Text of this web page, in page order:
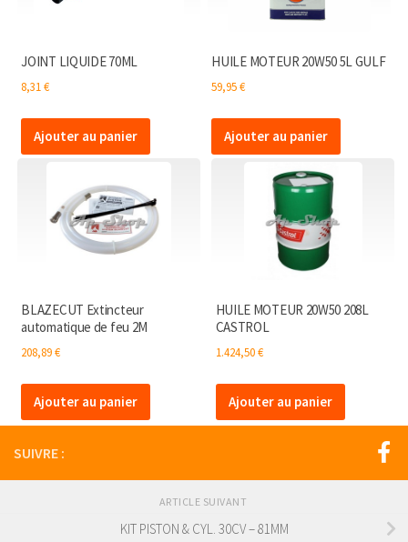
JOINT LIQUIDE 70ML
8,31€
Ajouter au panier
HUILE MOTEUR 20W50 5L GULF
59,95€
Ajouter au panier
BLAZECUT Extincteur
automatique de feu 2M
208,89€
Ajouter au panier
HUILE MOTEUR 20W50 208L
CASTROL
1.424,50€
Ajouter au panier
SUIVRE :
ARTICLE SUIVANT
KIT PISTON & CYL. 30CV – 81MM